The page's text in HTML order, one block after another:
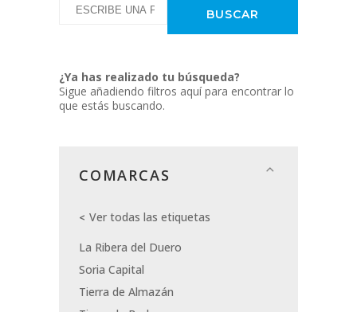
¿Ya has realizado tu búsqueda?
Sigue añadiendo filtros aquí para encontrar lo
que estás buscando.
COMARCAS
Ver todas las etiquetas
La Ribera del Duero
Soria Capital
Tierra de Almazán